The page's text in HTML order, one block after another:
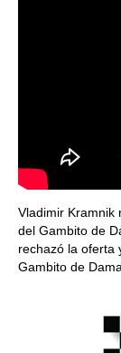
Vladimir Kramnik
del Gambito de
rechazó la oferta
Gambito de